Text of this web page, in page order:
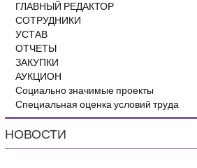
ГЛАВНЫЙ РЕДАКТОР
СОТРУДНИКИ
УСТАВ
ОТЧЕТЫ
ЗАКУПКИ
АУКЦИОН
Социально значимые проекты
Специальная оценка условий труда
НОВОСТИ